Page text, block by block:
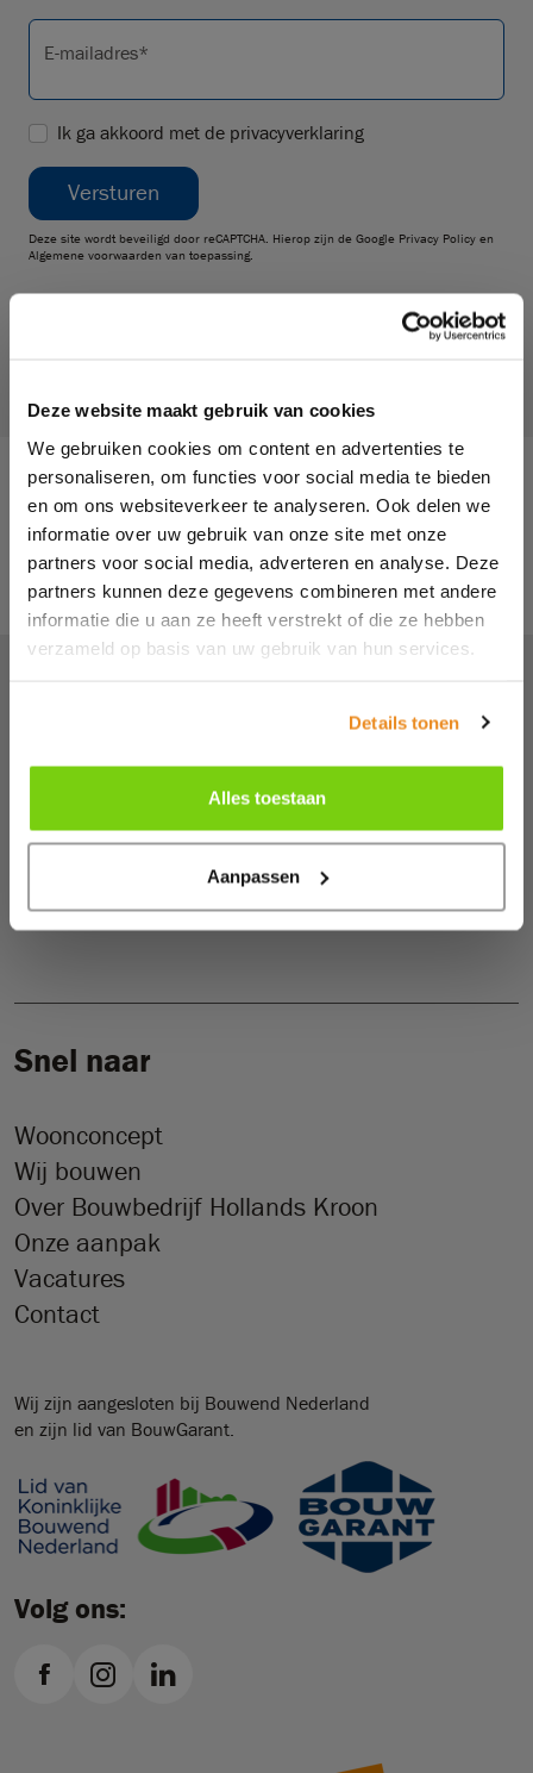
Deze website maakt gebruik van cookies
We gebruiken cookies om content en advertenties te
personaliseren, om functies voor social media te bieden
en om ons websiteverkeer te analyseren. Ook delen we
informatie over uw gebruik van onze site met onze
partners voor social media, adverteren en analyse. Deze
partners kunnen deze gegevens combineren met andere
informatie die u aan ze heeft verstrekt of die ze hebben
verzameld op basis van uw gebruik van hun services.
Details tonen
Alles toestaan
Aanpassen
E-mailadres*
Ik ga akkoord met de privacyverklaring
Versturen
Deze site wordt beveiligd door reCAPTCHA. Hierop zijn de Google Privacy Policy en
Algemene voorwaarden van toepassing.
Terug naar overzicht
Snel naar
Woonconcept
Wij bouwen
Over Bouwbedrijf Hollands Kroon
Onze aanpak
Vacatures
Contact
Je vindt ons hier
info@bouwbedrijfhollandskroon.nl
Wij zijn aangesloten bij Bouwend Nederland
en zijn lid van BouwGarant.
Volg ons: